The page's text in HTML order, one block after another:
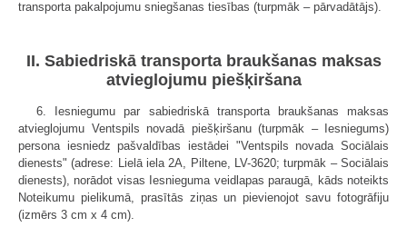
transporta pakalpojumu sniegšanas tiesības (turpmāk – pārvadātājs).
II. Sabiedriskā transporta braukšanas maksas
atvieglojumu piešķiršana
6. Iesniegumu par sabiedriskā transporta braukšanas maksas
atvieglojumu Ventspils novadā piešķiršanu (turpmāk – Iesniegums)
persona iesniedz pašvaldības iestādei "Ventspils novada Sociālais
dienests" (adrese: Lielā iela 2A, Piltene, LV-3620; turpmāk – Sociālais
dienests), norādot visas Iesnieguma veidlapas paraugā, kāds noteikts
Noteikumu pielikumā, prasītās ziņas un pievienojot savu fotogrāfiju
(izmērs 3 cm x 4 cm).